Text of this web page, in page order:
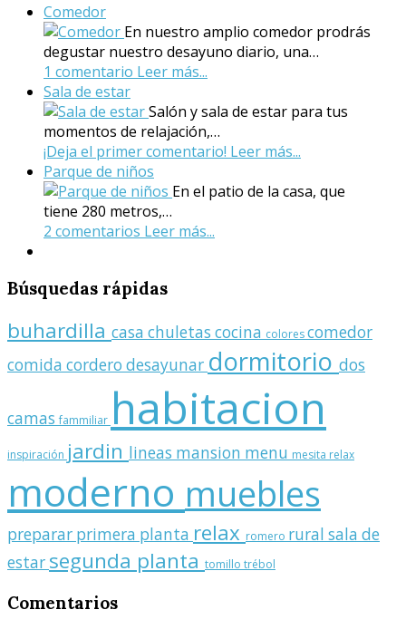
Comedor
En nuestro amplio comedor prodrás
degustar nuestro desayuno diario, una…
1 comentario Leer más...
Sala de estar
Salón y sala de estar para tus
momentos de relajación,…
¡Deja el primer comentario! Leer más...
Parque de niños
En el patio de la casa, que
tiene 280 metros,…
2 comentarios Leer más...
Búsquedas rápidas
buhardilla casa chuletas cocina colorescomedor
comida cordero desayunar dormitorio dos
camasfammiliar habitacion
inspiración jardin lineas mansion menu mesita relax
moderno muebles
preparar primera planta relax romero rural sala de
estar segunda planta tomillo trébol
Comentarios